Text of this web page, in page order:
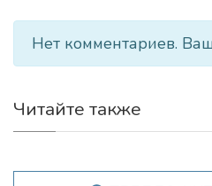
Нет комментариев.
Читайте также